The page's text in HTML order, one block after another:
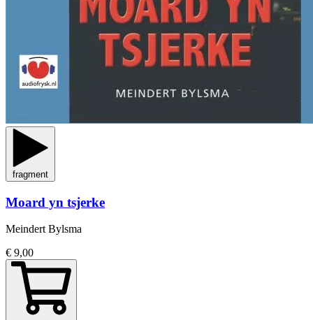
fragment
Moard yn tsjerke
Meindert Bylsma
€ 9,00